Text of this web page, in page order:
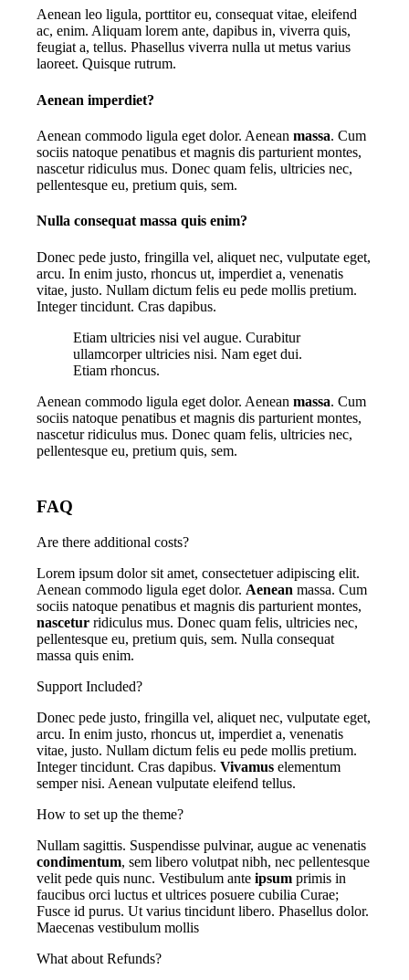
Aenean leo ligula, porttitor eu, consequat vitae, eleifend
ac, enim. Aliquam lorem ante, dapibus in, viverra quis,
feugiat a, tellus. Phasellus viverra nulla ut metus varius
laoreet. Quisque rutrum.
Aenean imperdiet?
Aenean commodo ligula eget dolor. Aeneanmassa. Cum
sociis natoque penatibus et magnis dis parturient montes,
nascetur ridiculus mus. Donec quam felis, ultricies nec,
pellentesque eu, pretium quis, sem.
Nulla consequat massa quis enim?
Donec pede justo, fringilla vel, aliquet nec, vulputate eget,
arcu. In enim justo, rhoncus ut, imperdiet a, venenatis
vitae, justo. Nullam dictum felis eu pede mollis pretium.
Integer tincidunt. Cras dapibus.
Etiam ultricies nisi vel augue. Curabitur
ullamcorper ultricies nisi. Nam eget dui.
Etiam rhoncus.
Aenean commodo ligula eget dolor. Aeneanmassa. Cum
sociis natoque penatibus et magnis dis parturient montes,
nascetur ridiculus mus. Donec quam felis, ultricies nec,
pellentesque eu, pretium quis, sem.
FAQ
Are there additional costs?
Lorem ipsum dolor sit amet, consectetuer adipiscing elit.
Aenean commodo ligula eget dolor. Aenean massa. Cum
sociis natoque penatibus et magnis dis parturient montes,
nascetur ridiculus mus. Donec quam felis, ultricies nec,
pellentesque eu, pretium quis, sem. Nulla consequat
massa quis enim.
Support Included?
Donec pede justo, fringilla vel, aliquet nec, vulputate eget,
arcu. In enim justo, rhoncus ut, imperdiet a, venenatis
vitae, justo. Nullam dictum felis eu pede mollis pretium.
Integer tincidunt. Cras dapibus.Vivamus elementum
semper nisi. Aenean vulputate eleifend tellus.
How to set up the theme?
Nullam sagittis. Suspendisse pulvinar, augue ac venenatis
condimentum, sem libero volutpat nibh, nec pellentesque
velit pede quis nunc. Vestibulum anteipsum primis in
faucibus orci luctus et ultrices posuere cubilia Curae;
Fusce id purus. Ut varius tincidunt libero. Phasellus dolor.
Maecenas vestibulum mollis
What about Refunds?